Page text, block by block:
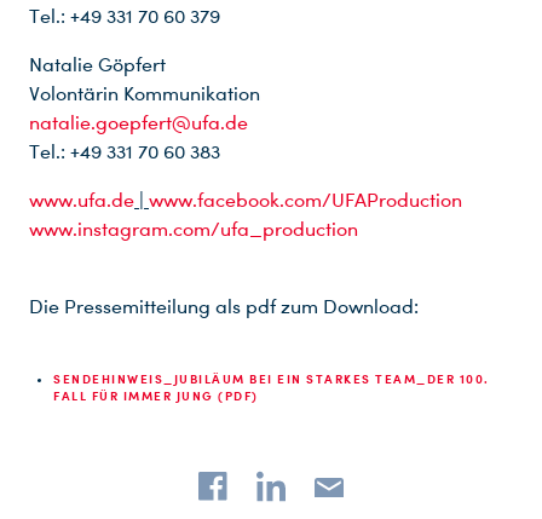
Tel.: +49 331 70 60 379
Natalie Göpfert
Volontärin Kommunikation
natalie.goepfert@ufa.de
Tel.: +49 331 70 60 383
www.ufa.de
www.facebook.com/UFAProduction
www.instagram.com/ufa_production
Die Pressemitteilung als pdf zum Download:
SENDEHINWEIS_JUBILÄUM BEI EIN STARKES TEAM_DER 100.
FALL FÜR IMMER JUNG (PDF)